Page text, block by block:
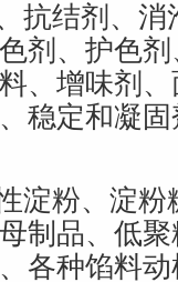
抗结剂、
剂、护色
、增味剂
稳定和凝
淀粉、淀
制品、低
各种馅料